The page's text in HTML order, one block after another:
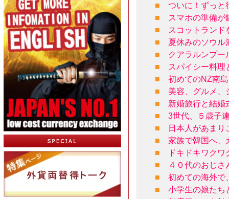
■
ついに！ずっと
■
スマホの準備が
■
スコットランド
■
夏休みのソウル
■
クアラルンプー
■
スパイシー料理
■
初めてのNZ南
■
美容、グルメ、
■
新婚旅行と結婚
■
3世代、５歳子
■
日本人があまり
■
家族で韓国へ、
■
ドキドキワク
■
４０代のおじ
■
初めての海外で
■
小学生の娘たち